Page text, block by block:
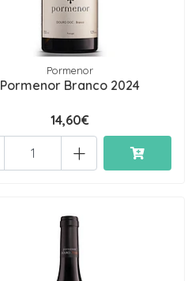
Pormenor
Pormenor Branco 2024
14,60€
+